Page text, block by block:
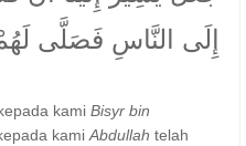
إِلَى النَّاسِ فَصَلَّى
kami Bisyr bin
kami Abdullah telah